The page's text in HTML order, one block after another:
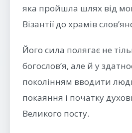
яка пройшла шлях від
Візантії до храмів
Його сила полягає не
богослов’я, але й у
поколінням вводити
покаяння і початку
Великого посту.